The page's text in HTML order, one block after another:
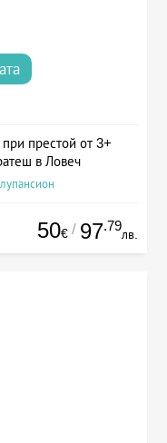
престой от 3+
в Ловеч
50€ / 97.79
лв.